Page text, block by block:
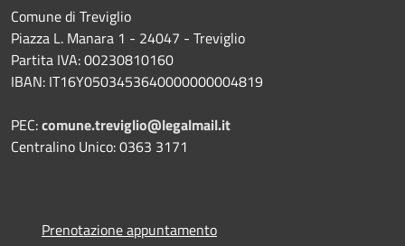
Comune di Treviglio
Piazza L. Manara 1 - 24047 - Treviglio
Partita IVA: 00230810160
IBAN: IT16Y0503453640000000004819
PEC:comune.treviglio@legalmail.it
Centralino Unico: 0363 3171
Prenotazione appuntamento